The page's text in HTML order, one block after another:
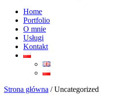
Home
Portfolio
O mnie
Usługi
Kontakt
Strona główna / Uncategorized